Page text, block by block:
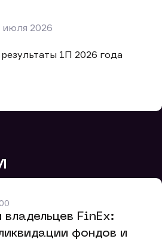
июля 2026
1П 2026 года
владельцев FinEx:
фондов и
Мы
Ваше